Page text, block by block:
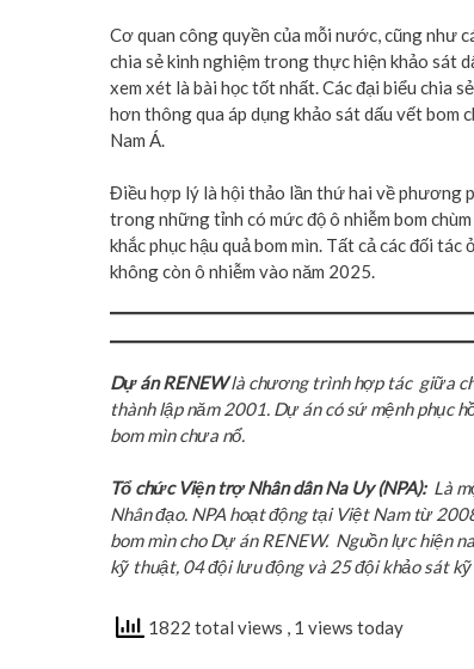
Cơ quan công quyền của mỗi nước, cũng như
chia sẻ kinh nghiệm trong thực hiện khảo sát
xem xét là bài học tốt nhất. Các đại biểu chia
hơn thông qua áp dụng khảo sát dấu vết bom
Nam Á.
Điều hợp lý là hội thảo lần thứ hai về phương
trong những tỉnh có mức độ ô nhiễm bom
khắc phục hậu quả bom mìn. Tất cả các đối
không còn ô nhiễm vào năm 2025.
Dự án RENEWlà chương trình hợp tác giữa
thành lập năm 2001. Dự án có sứ mệnh phục
bom mìn chưa nổ.
Tổ chức Viện trợ Nhân dân Na Uy (NPA): Là
Nhân đạo. NPA hoạt động tại Việt Nam từ
bom mìn cho Dự án RENEW. Nguồn lực hiện
kỹ thuật, 04 đội lưu động và 25 đội khảo sát
1822 total views , 1 views today